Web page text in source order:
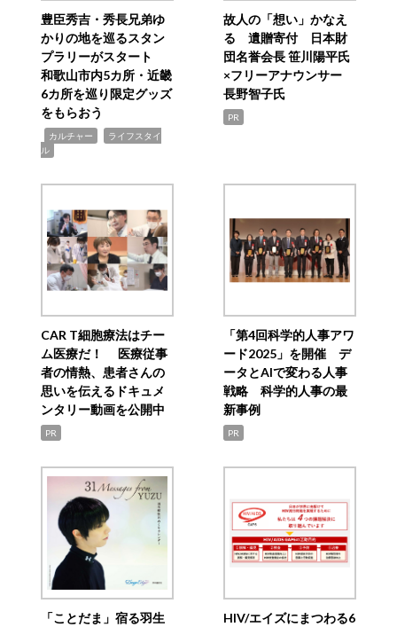
豊臣秀吉・秀長兄弟ゆ
かりの地を巡るスタン
プラリーがスタート
和歌山市内5カ所・近畿
6カ所を巡り限定グッズ
をもらおう
カルチャー
ライフスタイ
ル
故人の「想い」かなえ
る 遺贈寄付 日本財
団名誉会長 笹川陽平氏
×フリーアナウンサー
長野智子氏
PR
CAR T細胞療法はチー
ム医療だ！ 医療従事
者の情熱、患者さんの
思いを伝えるドキュメ
ンタリー動画を公開中
PR
「第4回科学的人事アワ
ード2025」を開催 デ
ータとAIで変わる人事
戦略 科学的人事の最
新事例
PR
「ことだま」宿る羽生
HIV/エイズにまつわる6